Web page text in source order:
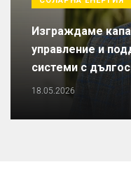
Изграждаме
управление и
системи с
18.05.2026